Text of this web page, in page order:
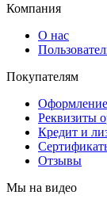
Компания
О нас
Покупателям
Оформление
Реквизиты
Кредит и
Отзывы
Мы на видео